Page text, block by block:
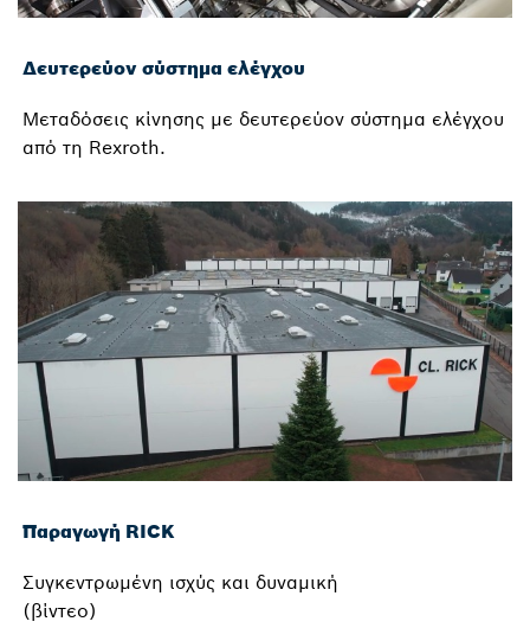
Δευτερεύον σύστημα ελέγχου
Μεταδόσεις κίνησης με δευτερεύον σύστημα ελέγχου
από τη Rexroth.
Παραγωγή RICK
Συγκεντρωμένη ισχύς και δυναμική
(βίντεο)